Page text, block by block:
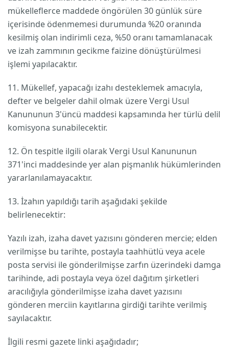
mükelleflerce maddede öngörülen 30 günlük süre
içerisinde ödenmemesi durumunda %20 oranında
kesilmiş olan indirimli ceza, %50 oranı tamamlanacak
ve izah zammının gecikme faizine dönüştürülmesi
işlemi yapılacaktır.
11. Mükellef, yapacağı izahı desteklemek amacıyla,
defter ve belgeler dahil olmak üzere Vergi Usul
Kanununun 3'üncü maddesi kapsamında her türlü delil
komisyona sunabilecektir.
12. Ön tespitle ilgili olarak Vergi Usul Kanununun
371'inci maddesinde yer alan pişmanlık hükümlerinden
yararlanılamayacaktır.
13. İzahın yapıldığı tarih aşağıdaki şekilde
belirlenecektir:
Yazılı izah, izaha davet yazısını gönderen mercie; elden
verilmişse bu tarihte, postayla taahhütlü veya acele
posta servisi ile gönderilmişse zarfın üzerindeki damga
tarihinde, adi postayla veya özel dağıtım şirketleri
aracılığıyla gönderilmişse izaha davet yazısını
gönderen merciin kayıtlarına girdiği tarihte verilmiş
sayılacaktır.
İlgili resmi gazete linki aşağıdadır;